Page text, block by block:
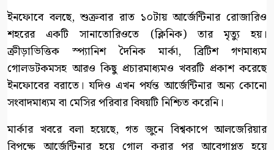
ইনফোবে বলছে, শুক্রবার রাত ১০টায় আর্জেন্টিনার রোজারিও
শহরের একটি সানাতোরিওতে (ক্লিনিক) তার মৃত্যু হয়।
ক্রীড়াভিত্তিক স্প্যানিশ দৈনিক মার্কা, ব্রিটিশ গণমাধ্যম
গোলডটকমসহ আরও কিছু প্রচারমাধ্যমও খবরটি প্রকাশ করেছে
ইনফোবের বরাতে। যদিও এখন পর্যন্ত আর্জেন্টিনার অন্য কোনো
সংবাদমাধ্যম বা মেসির পরিবার বিষয়টি নিশ্চিত করেনি।
মার্কার খবরে বলা হয়েছে, গত জুনে বিশ্বকাপে আলজেরিয়ার
বিপক্ষে আর্জেন্টিনার হয়ে গোল করার পর আবেগাপ্লুত হয়ে